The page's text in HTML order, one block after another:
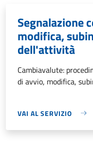
Segnalazione
modifica,
dell'attività
Cambiavalute:
di avvio, modifica,
VAI AL SERVIZIO